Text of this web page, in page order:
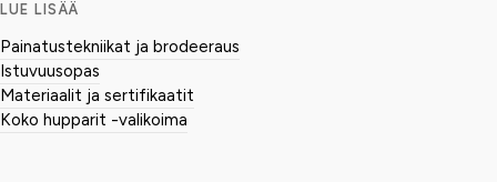
LUE LISÄÄ
Painatustekniikat ja brodeeraus
Istuvuusopas
Materiaalit ja sertifikaatit
Koko hupparit -valikoima